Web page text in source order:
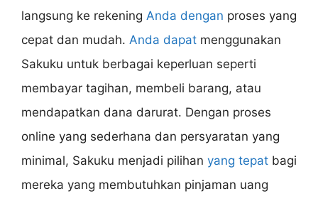
langsung ke rekening Anda dengan proses yang
cepat dan mudah. Anda dapat menggunakan
Sakuku untuk berbagai keperluan seperti
membayar tagihan, membeli barang, atau
mendapatkan dana darurat. Dengan proses
online yang sederhana dan persyaratan yang
minimal, Sakuku menjadi pilihan yang tepat bagi
mereka yang membutuhkan pinjaman uang